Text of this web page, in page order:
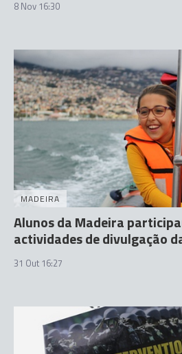
8 Nov 16:30
MADEIRA
Alunos da Madeira
actividades de divulgação
31 Out 16:27